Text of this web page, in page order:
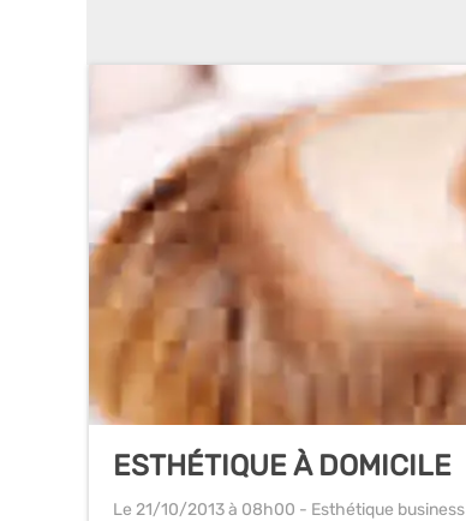
ESTHÉTIQUE À DOMICILE
Le 21/10/2013à 08h00 - Esthétique business